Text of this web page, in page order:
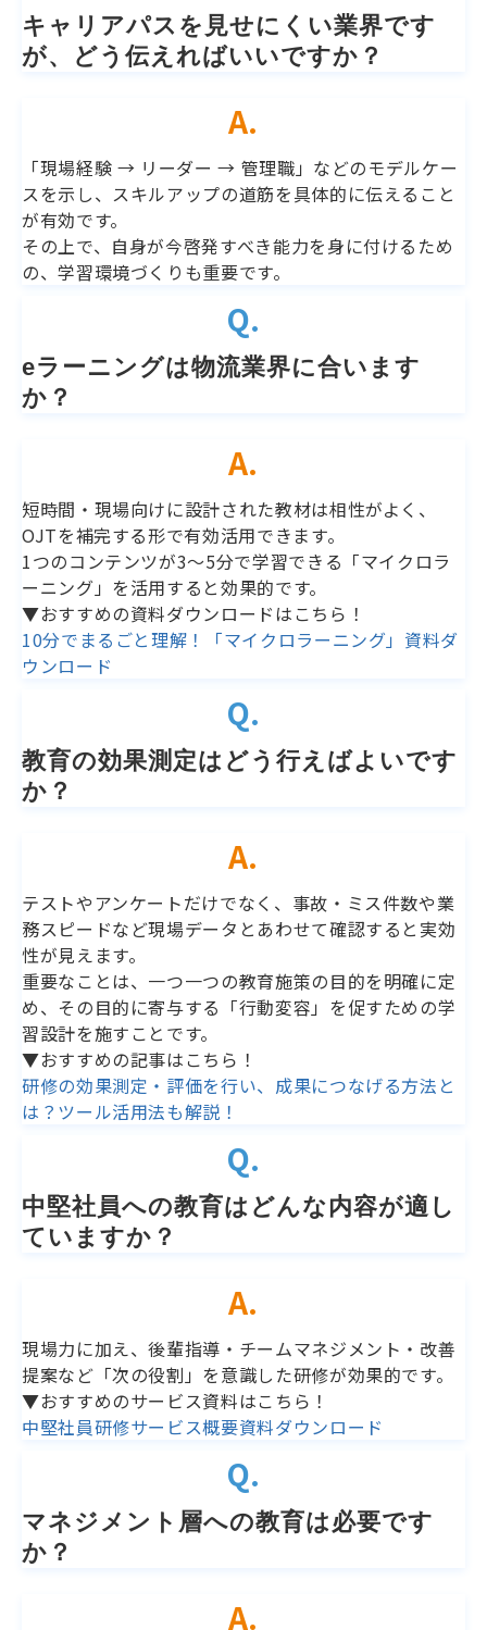
キャリアパスを見せにくい業界です
が、どう伝えればいいですか？
A.
「現場経験 → リーダー → 管理職」などのモデルケー
スを示し、スキルアップの道筋を具体的に伝えること
が有効です。
その上で、自身が今啓発すべき能力を身に付けるため
の、学習環境づくりも重要です。
Q.
eラーニングは物流業界に合います
か？
A.
短時間・現場向けに設計された教材は相性がよく、
OJTを補完する形で有効活用できます。
1つのコンテンツが3～5分で学習できる「マイクロラ
ーニング」を活用すると効果的です。
▼おすすめの資料ダウンロードはこちら！
10分でまるごと理解！「マイクロラーニング」資料ダ
ウンロード
Q.
教育の効果測定はどう行えばよいです
か？
A.
テストやアンケートだけでなく、事故・ミス件数や業
務スピードなど現場データとあわせて確認すると実効
性が見えます。
重要なことは、一つ一つの教育施策の目的を明確に定
め、その目的に寄与する「行動変容」を促すための学
習設計を施すことです。
▼おすすめの記事はこちら！
研修の効果測定・評価を行い、成果につなげる方法と
は？ツール活用法も解説！
Q.
中堅社員への教育はどんな内容が適し
ていますか？
A.
現場力に加え、後輩指導・チームマネジメント・改善
提案など「次の役割」を意識した研修が効果的です。
▼おすすめのサービス資料はこちら！
中堅社員研修サービス概要資料ダウンロード
Q.
マネジメント層への教育は必要です
か？
A.